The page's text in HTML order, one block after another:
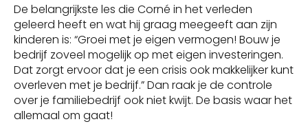
De belangrijkste les die Corné in het verleden
geleerd heeft en wat hij graag meegeeft aan zijn
kinderen is: “Groei met je eigen vermogen! Bouw je
bedrijf zoveel mogelijk op met eigen investeringen.
Dat zorgt ervoor dat je een crisis ook makkelijker kunt
overleven met je bedrijf.” Dan raak je de controle
over je familiebedrijf ook niet kwijt. De basis waar het
allemaal om gaat!